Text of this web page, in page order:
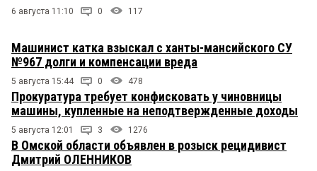
6 августа 11:10 0 117
Машинист катка взыскал с ханты-мансийского СУ
№967 долги и компенсации вреда
5 августа 15:44 0 478
Прокуратура требует конфисковать у чиновницы
машины, купленные на неподтвержденные доходы
5 августа 12:01 3 1276
В Омской области объявлен в розыск рецидивист
Дмитрий ОЛЕННИКОВ